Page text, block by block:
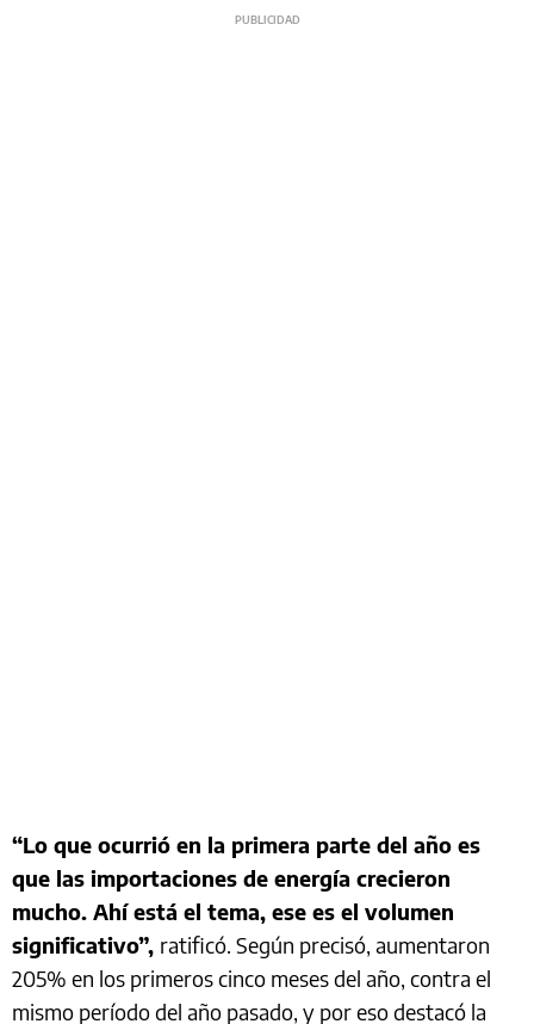
“Lo que ocurrió en la primera parte del año es
que las importaciones de energía crecieron
mucho. Ahí está el tema, ese es el volumen
significativo”, ratificó. Según precisó, aumentaron
205% en los primeros cinco meses del año, contra el
mismo período del año pasado, y por eso destacó la